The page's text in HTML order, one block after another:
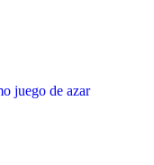
juego de azar